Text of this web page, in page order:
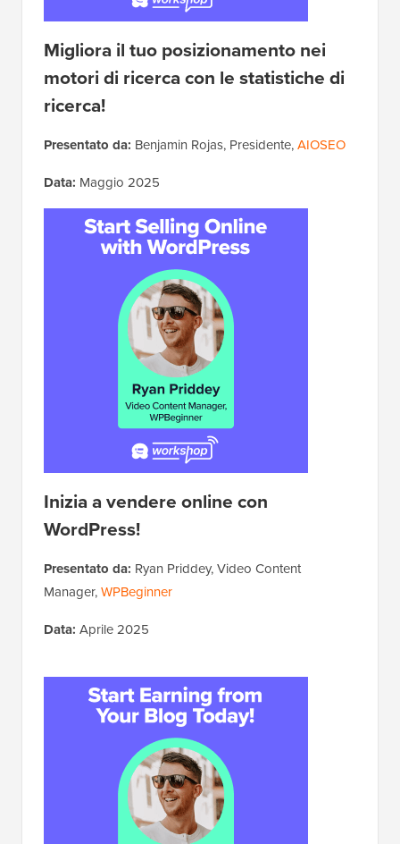
Migliora il tuo posizionamento nei
motori di ricerca con le statistiche di
ricerca!
Presentato da: Benjamin Rojas, Presidente,AIOSEO
Data: Maggio 2025
Inizia a vendere online con
WordPress!
Presentato da: Ryan Priddey, Video Content
Manager,WPBeginner
Data: Aprile 2025